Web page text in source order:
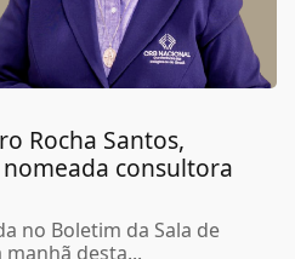
Rocha Santos,
consultora
no Boletim da Sala de
manhã desta...